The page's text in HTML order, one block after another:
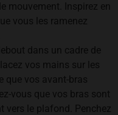
mouvement. Inspirez en
vous les ramenez
dans un cadre de
vos mains sur les
que vos avant-bras
vous que vos bras sont
vers le plafond. Penchez